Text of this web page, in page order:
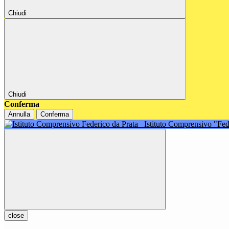
Chiudi
Chiudi
Conferma
Annulla Conferma
Istituto Comprensivo
close